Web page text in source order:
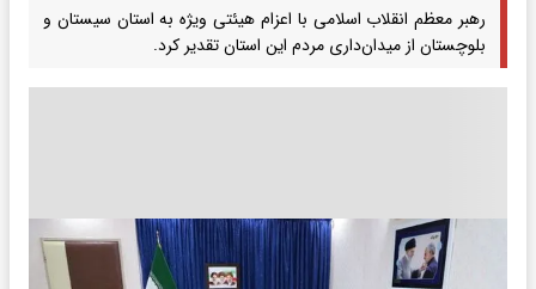
رهبر معظم انقلاب اسلامی با اعزام هیئتی ویژه به استان سیستان و
بلوچستان از میدان‌داری مردم این استان تقدیر کرد.